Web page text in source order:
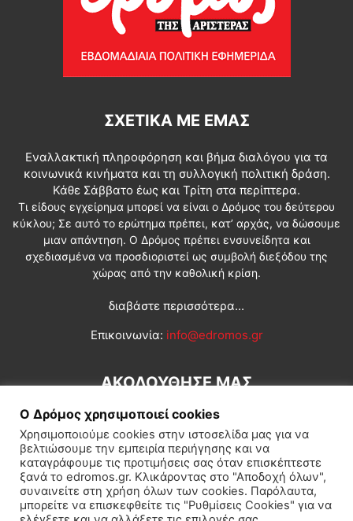
ΣΧΕΤΙΚΆ ΜΕ ΕΜΆΣ
Εναλλακτική πληροφόρηση και βήμα διαλόγου για τα
κοινωνικά κινήματα και τη συλλογική πολιτική δράση.
Κάθε Σάββατο έως και Τρίτη στα περίπτερα.
Τι είδους εγχείρημα μπορεί να είναι ο Δρόμος του δεύτερου
κύκλου; Σε αυτό το ερώτημα πρέπει, κατ’ αρχάς, να δώσουμε
μιαν απάντηση. Ο Δρόμος πρέπει ενσυνείδητα και
σχεδιασμένα να προσδιοριστεί ως συμβολή διεξόδου της
χώρας από την καθολική κρίση.
διαβάστε περισσότερα...
Επικοινωνία: info@edromos.gr
ΑΚΟΛΟΥΘΗΣΕ ΜΑΣ
Εγγραφή συνδρομητή Πολιτική Διεθνή Κοινωνία
Ο Δρόμος χρησιμοποιεί cookies
Χρησιμοποιούμε cookies στην ιστοσελίδα μας για να
βελτιώσουμε την εμπειρία περιήγησης και να
καταγράφουμε τις προτιμήσεις σας όταν επισκέπτεστε
ξανά το edromos.gr. Κλικάροντας στο "Αποδοχή όλων",
συναινείτε στη χρήση όλων των cookies. Παρόλαυτα,
μπορείτε να επισκεφθείτε τις "Ρυθμίσεις Cookies" για να